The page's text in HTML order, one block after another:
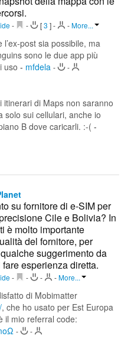
- - [3 ]- -More...
l’ex-post sia possibile, ma
sono le due app più
uso - mfdela - -
itinerari di Maps non saranno
solo sui cellulari, anche io
B dove caricarli. :-( -
su fornitore di e-SIM per
Cile e Bolivia? In
è molto importante
del fornitore, per
suggerimento da
esperienza diretta.
- - - -More...
di Mobimatter
, che ho usato per Est Europa
il mio referral code:
- -